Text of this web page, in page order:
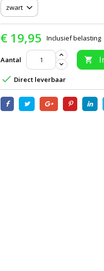
€ 19,95 Inclusief belasting
Aantal 
 Direct leverbaar